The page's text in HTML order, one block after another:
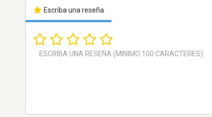
Escriba una reseña